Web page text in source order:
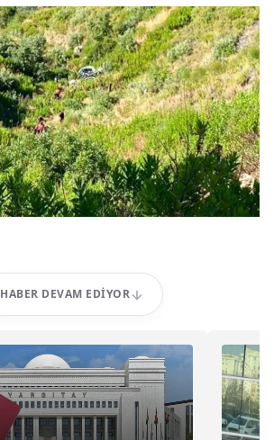
HABER DEVAM EDIYOR